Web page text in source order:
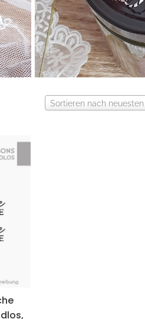
Sortieren nach neuesten